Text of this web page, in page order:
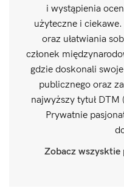
i wystąpienia
użyteczne i
oraz ułatwiania
członek
gdzie doskonali
publicznego oraz
najwyższy tytuł DTM
Prywatnie
Zobacz wszysktie